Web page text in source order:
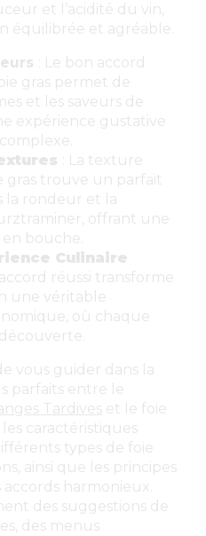
et l’acidité du vin,
équilibrée et agréable.
: Le bon accord
gras permet de
et les saveurs de
expérience gustative
: La texture
gras trouve un parfait
la rondeur et la
offrant une
bouche.
Culinaire
accord réussi transforme
une véritable
où chaque
vous guider dans la
parfaits entre le
Tardives et le foie
caractéristiques
types de foie
ainsi que les principes
harmonieux.
des suggestions de
des menus